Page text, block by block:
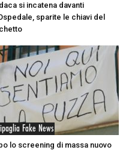
si incatena davanti
sparite le chiavi del
Fake News
lo screening di massa nuovo